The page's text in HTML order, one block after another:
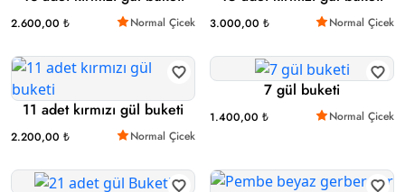
2.600,00 ₺ Normal Çicek 3.000,00 ₺ Normal Çicek
11 adet kırmızı gül buketi
2.200,00 ₺ Normal Çicek
7 gül buketi
1.400,00 ₺ Normal Çicek